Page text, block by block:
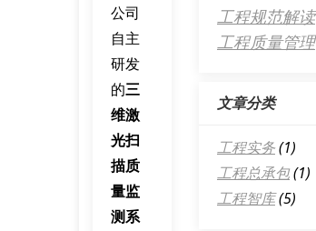
公司
自主
研发
的三
维激
光扫
描质
量监
测系
工程规范解读
工程质量管理
文章分类
工程实务(1)
工程总承包(1)
工程智库(5)